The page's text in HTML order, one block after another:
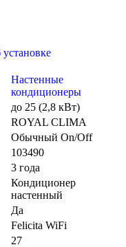
Настенные
кондиционеры
до 25 (2,8 кВт)
ROYAL CLIMA
Обычный On/Off
103490
3 года
Кондиционер
настенный
Да
Felicita WiFi
27